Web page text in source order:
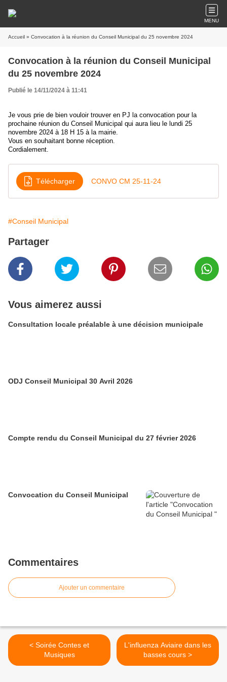
MENU
Accueil » Convocation à la réunion du Conseil Municipal du 25 novembre 2024
Convocation à la réunion du Conseil Municipal
du 25 novembre 2024
Publié le 14/11/2024 à 11:41
Je vous prie de bien vouloir trouver en PJ la convocation pour la
prochaine réunion du Conseil Municipal qui aura lieu le lundi 25
novembre 2024 à 18 H 15 à la mairie.
Vous en souhaitant bonne réception.
Cordialement.
Télécharger CONVO CM 25-11-24
#Conseil Municipal
Partager
Vous aimerez aussi
Consultation locale préalable à une décision municipale
ODJ Conseil Municipal 30 Avril 2026
Compte rendu du Conseil Municipal du 27 février 2026
Convocation du Conseil Municipal
Commentaires
Ajouter un commentaire
< Soirée Contes et
Musiques
L'influenza Aviaire dans les
basses cours >